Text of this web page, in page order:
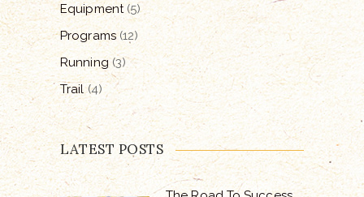
Equipment(5)
Programs(12)
Running(3)
Trail(4)
LATEST POSTS